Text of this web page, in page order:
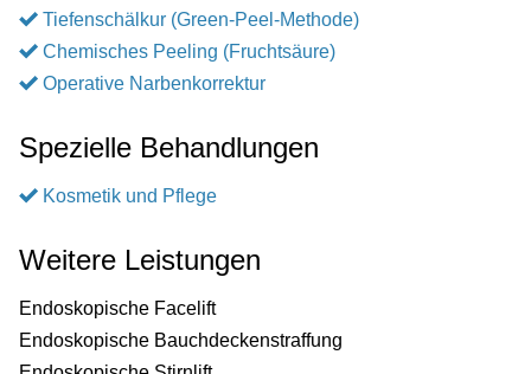
Tiefenschälkur (Green-Peel-Methode)
Chemisches Peeling (Fruchtsäure)
Operative Narbenkorrektur
Spezielle Behandlungen
Kosmetik und Pflege
Weitere Leistungen
Endoskopische Facelift
Endoskopische Bauchdeckenstraffung